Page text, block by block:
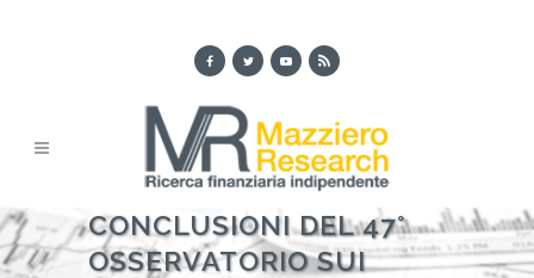
CONCLUSIONI DEL 47°
OSSERVATORIO SUI